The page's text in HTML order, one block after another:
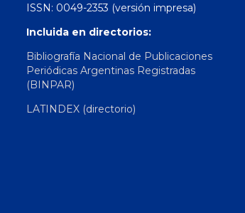
ISSN: 0049-2353 (versión impresa)
Incluida en directorios:
Bibliografía Nacional de Publicaciones
Periódicas Argentinas Registradas
(BINPAR)
LATINDEX (directorio)